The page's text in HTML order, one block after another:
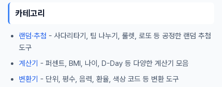
카테고리
랜덤·추첨 - 사다리타기, 팀 나누기, 룰렛, 로또 등 공정한 랜덤 추첨
도구
계산기 - 퍼센트, BMI, 나이, D-Day 등 다양한 계산기 모음
변환기 - 단위, 평수, 음력, 환율, 색상 코드 등 변환 도구